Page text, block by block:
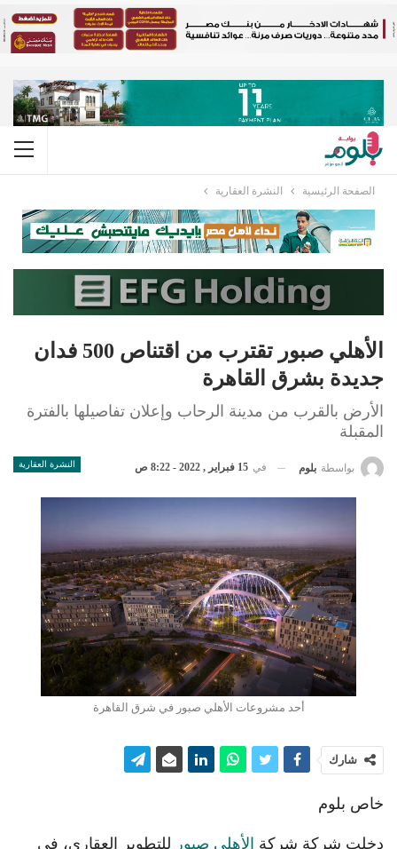
الصفحة الرئيسية النشرة العقارية
الأهلي صبور تقترب من اقتناص 500 فدان
جديدة بشرق القاهرة
الأرض بالقرب من مدينة الرحاب وإعلان تفاصيلها بالفترة
المقبلة
النشرة العقارية بواسطة بلوم في 15 فبراير , 2022 - 8:22 ص
أحد مشروعات الأهلي صبور في شرق القاهرة
شارك
خاص بلوم
دخلت شركة شركة الأهلي صبور للتطوير العقاري، في